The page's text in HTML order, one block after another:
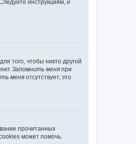
Следуйте инструкциям, и
того, чтобы никто другой
Запомнить меня при
меня отсутствует, это
прочитанных
может помочь.